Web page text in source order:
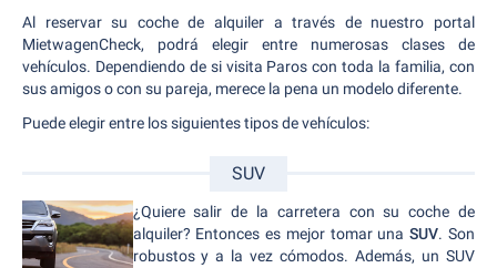
Al reservar su coche de alquiler a través de nuestro portal
MietwagenCheck, podrá elegir entre numerosas clases de
vehículos. Dependiendo de si visita Paros con toda la familia, con
sus amigos o con su pareja, merece la pena un modelo diferente.
Puede elegir entre los siguientes tipos de vehículos:
SUV
¿Quiere salir de la carretera con su coche de
alquiler? Entonces es mejor tomar unaSUV. Son
robustos y a la vez cómodos. Además, un SUV